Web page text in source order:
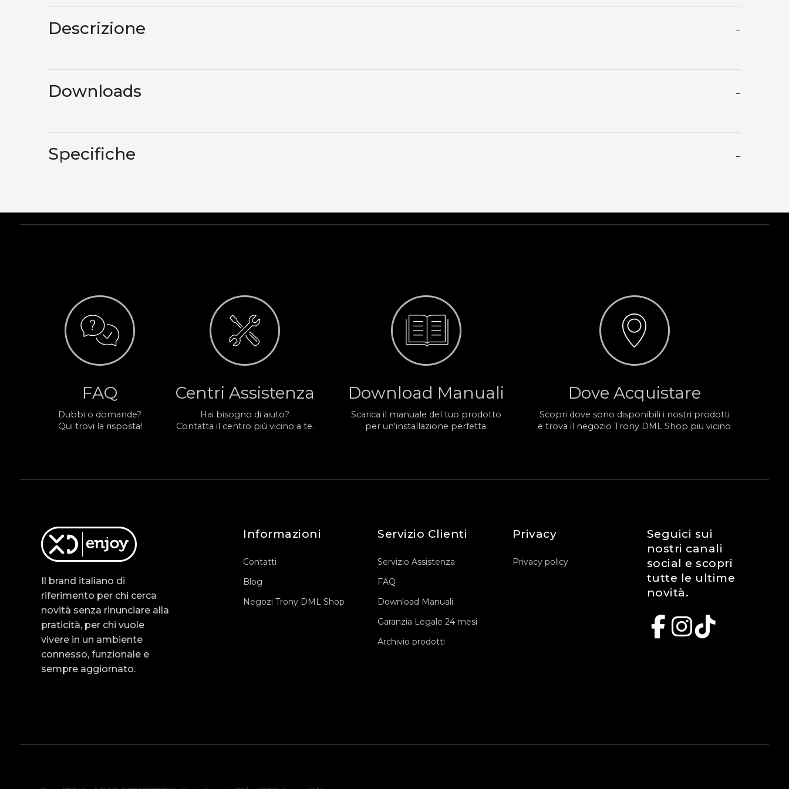
Descrizione −
Downloads −
Specifiche −
FAQ
Dubbi o domande?
Qui trovi la risposta!
Centri Assistenza
Hai bisogno di aiuto?
Contatta il centro più vicino a te.
Download Manuali
Scarica il manuale del tuo prodotto
per un'installazione perfetta.
Dove Acquistare
Scopri dove sono disponibili i nostri prodotti
e trova il negozio Trony DML Shop piu vicino
Il brand italiano di
riferimento per chi cerca
novità senza rinunciare alla
praticità, per chi vuole
vivere in un ambiente
connesso, funzionale e
sempre aggiornato.
Informazioni
Contatti
Blog
Negozi Trony DML Shop
Servizio Clienti
Servizio Assistenza
FAQ
Download Manuali
Garanzia Legale 24 mesi
Archivio prodotti
Privacy
Privacy policy
Seguici sui
nostri canali
social e scopri
tutte le ultime
novità.